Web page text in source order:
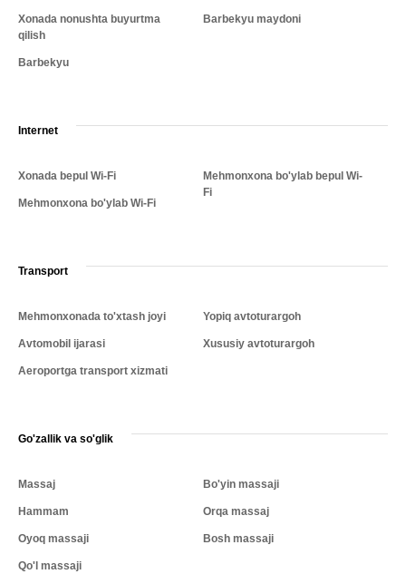
Xonada nonushta buyurtma
qilish
Barbekyu
Barbekyu maydoni
Internet
Xonada bepul Wi-Fi
Mehmonxona bo'ylab Wi-Fi
Mehmonxona bo'ylab bepul Wi-
Fi
Transport
Mehmonxonada to'xtash joyi
Avtomobil ijarasi
Aeroportga transport xizmati
Yopiq avtoturargoh
Xususiy avtoturargoh
Go'zallik va so'glik
Massaj
Hammam
Oyoq massaji
Qo'l massaji
Bo'yin massaji
Orqa massaj
Bosh massaji